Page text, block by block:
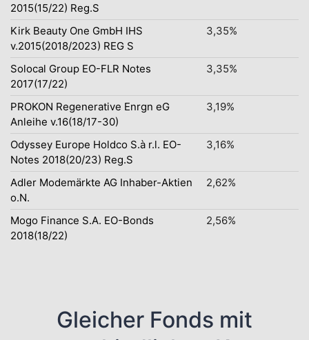
2015(15/22) Reg.S
Kirk Beauty One GmbH IHS
v.2015(2018/2023) REG S
3,35%
Solocal Group EO-FLR Notes
2017(17/22)
3,35%
PROKON Regenerative Enrgn eG
Anleihe v.16(18/17-30)
3,19%
Odyssey Europe Holdco S.à r.l. EO-
Notes 2018(20/23) Reg.S
3,16%
Adler Modemärkte AG Inhaber-Aktien
o.N.
2,62%
Mogo Finance S.A. EO-Bonds
2018(18/22)
2,56%
Gleicher Fonds mit